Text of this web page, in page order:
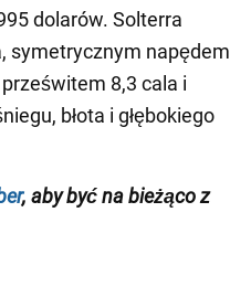
dolarów. Solterra
symetrycznym napędem
8,3 cala i
błota i głębokiego
, aby być na bieżąco z